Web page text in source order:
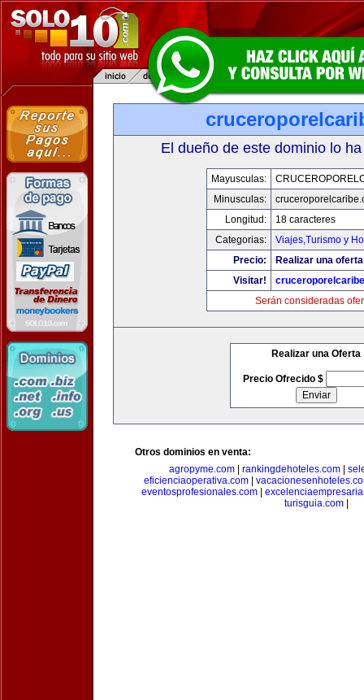
El dueño de este dominio lo
Mayusculas:
Minusculas:
Longitud:
18 caracteres
Categorias:
Viajes,Turismo y
Precio:
Realizar una
Visitar!
Serán consideradas
Realizar una Oferta
Precio Ofrecido $
Otros dominios en venta:
agropyme.com| rankingdehoteles.com|
eficienciaoperativa.com
eventosprofesionales.com
turisguia.com|